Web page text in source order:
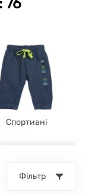
76
Спортивні
Фільтр